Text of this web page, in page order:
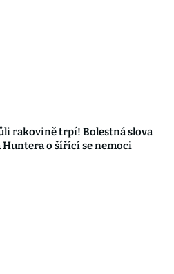
rakovině trpí! Bolestná slova
Huntera o šířící se nemoci